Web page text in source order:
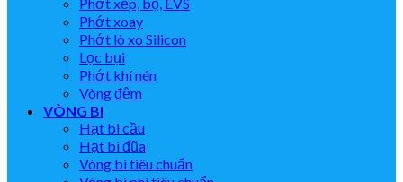
Phớt xoay
Phớt lò xo Silicon
Lọc bụi
Phớt khí nén
Vòng đệm
VÒNG BI
Hạt bi cầu
Hạt bi đũa
Vòng bi tiêu chuẩn